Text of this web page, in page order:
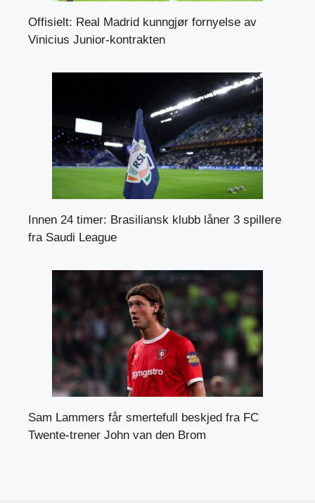
Offisielt: Real Madrid kunngjør fornyelse av
Vinicius Junior-kontrakten
Innen 24 timer: Brasiliansk klubb låner 3 spillere
fra Saudi League
Sam Lammers får smertefull beskjed fra FC
Twente-trener John van den Brom